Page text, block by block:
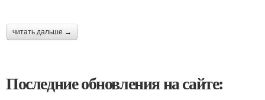
читать дальше →
Последние обновления на сайте: